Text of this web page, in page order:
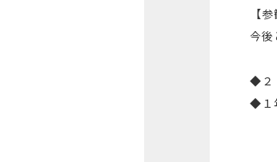
【
今後
◆２
◆１